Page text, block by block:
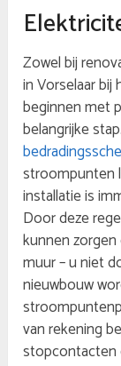
Zowel bij
in Vorselaar
beginnen met
belangrijke
stroompunten
installatie is
Door deze
kunnen
muur – u niet
nieuwbouw
van rekening
stopcontacten